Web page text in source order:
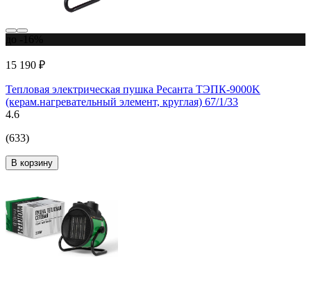
15 190 ₽
Тепловая электрическая пушка Ресанта ТЭПК-9000K
(керам.нагревательный элемент, круглая) 67/1/33
4.6
(633)
В корзину